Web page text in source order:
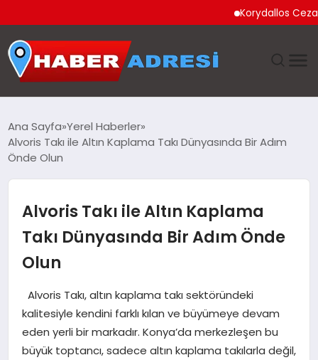
Korydallos
GÜNDEM
TEKNOLOJI
EĞITIM
MAGAZIN
Ana Sayfa Yerel Haberler
Alvoris Takı ile Altın Kaplama Takı Dünyasında Bir Adım
Önde Olun
Alvoris Takı ile Altın Kaplama
Takı Dünyasında Bir Adım Önde
Olun
Alvoris Takı, altın kaplama takı sektöründeki
kalitesiyle kendini farklı kılan ve büyümeye devam
eden yerli bir markadır. Konya’da merkezleşen bu
büyük toptancı, sadece altın kaplama takılarla değil,